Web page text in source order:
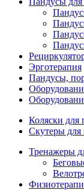
Эрготерапия
Пандусы,
Коляски
Скутеры
Тренажеры